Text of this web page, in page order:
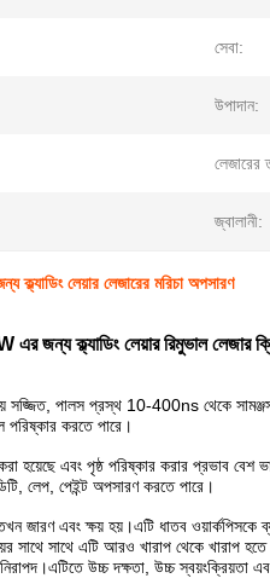
সেবা:
উপাদান:
লেজারের
জ্বালানী:
লেয়ার লেজারের মরিচা অপসারণ
জন্য ক্ল্যাডিং লেয়ার রিমুভাল লেজার
পালস প্রস্থ 10-400ns থেকে সামঞ্জস্য
পরিষ্কার করতে পারে।
হয়েছে এবং পৃষ্ঠ পরিষ্কার করার প্রভাব বেশ
লেপ, পেইন্ট অপসারণ করতে পারে।
জারণ এবং ক্ষয় হয়।এটি ধাতব
সাথে সাথে এটি আরও খারাপ থেকে খারাপ
উচ্চ দক্ষতা, উচ্চ